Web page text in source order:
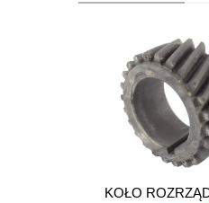
KOŁO